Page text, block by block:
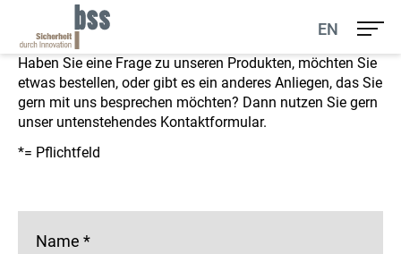
EN
Ihr Kontakt zu uns
Haben Sie eine Frage zu unseren Produkten, möchten Sie
etwas bestellen, oder gibt es ein anderes Anliegen, das Sie
gern mit uns besprechen möchten? Dann nutzen Sie gern
unser untenstehendes Kontaktformular.
*= Pflichtfeld
Name *